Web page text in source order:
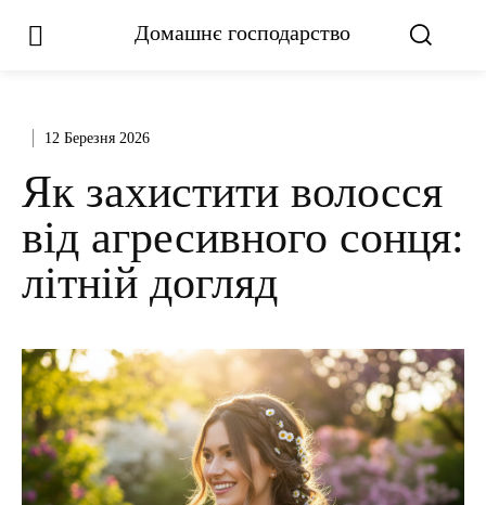
Домашнє господарство
12 Березня 2026
Як захистити волосся
від агресивного сонця:
літній догляд